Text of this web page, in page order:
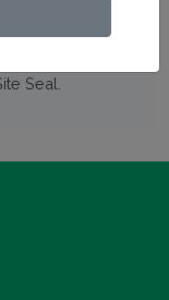
mjukvaru- och
bitars
Seal.